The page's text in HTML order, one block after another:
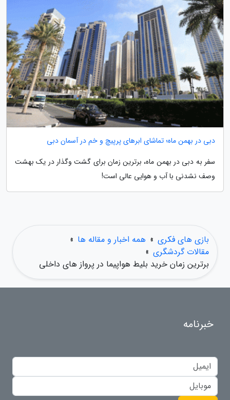
دبی در بهمن ماه؛ تماشای ابرهای پرپیچ و خم در آسمان دبی
سفر به دبی در بهمن ماه، برترین زمان برای گشت وگذار در یک بهشت
وصف نشدنی با آب و هوایی عالی است!
بازی های فکری » همه اخبار و مقاله ها »
مقالات گردشگری »
برترین زمان خرید بلیط هواپیما در پرواز های داخلی
خبرنامه